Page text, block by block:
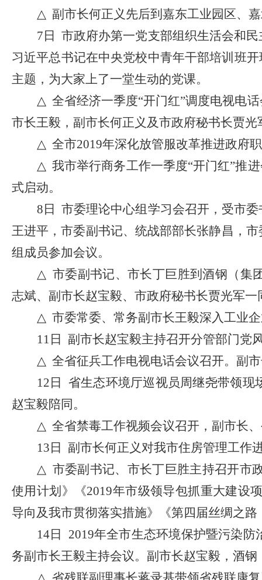
△ 副市长何正义先后到嘉东工业园区、
7日 市政府办第一党支部组织生活会和
习近平总书记在中央党校中青年干部培训班
主题，为大家上了一堂生动的党课。
△ 全省经济一季度“开门红”调度电视电
市长王毅，副市长何正义及市政府秘书长贾
△ 全市2019年深化放管服改革推进政府
△ 我市举行商务工作一季度“开门红”推
式启动。
8日 市委理论中心组学习会召开，受市
王进平，市委副书记、统战部部长张静昌，
组成员参加会议。
△ 市委副书记、市长丁巨胜到酒钢（集
志斌、副市长赵宝毅、市政府秘书长贾光军一
△ 市委常委、常务副市长王毅深入工业
11日 副市长赵宝毅主持召开分管部门党
△ 全省征兵工作电视电话会议召开。副
12日 省生态环境厅巡视员周继尧带领
赵宝毅陪同。
△ 全省禁毒工作视频会议召开， 副市长
13日 副市长何正义对我市住房管理工作
△ 市委副书记、市长丁巨胜主持召开市
使用计划》《2019年市级领导包抓重大建设
导向及我市贯彻落实措施》《第四届丝绸之
14日 2019年全市生态环境保护暨污染
务副市长王毅主持会议。副市长赵宝毅，酒